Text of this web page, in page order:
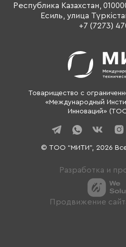
Товарищество с
«Международный
Инноваций»
© ТОО “МИТИ”, 2026
Разработка и
Продвижение
О
Республика Казахстан,
Есиль, улица
+7 (7273)